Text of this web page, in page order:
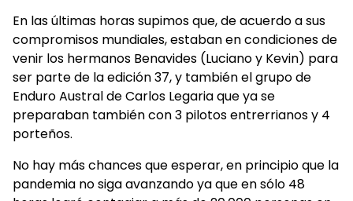
En las últimas horas supimos que, de acuerdo a sus
compromisos mundiales, estaban en condiciones de
venir los hermanos Benavides (Luciano y Kevin) para
ser parte de la edición 37, y también el grupo de
Enduro Austral de Carlos Legaria que ya se
preparaban también con 3 pilotos entrerrianos y 4
porteños.
No hay más chances que esperar, en principio que la
pandemia no siga avanzando ya que en sólo 48